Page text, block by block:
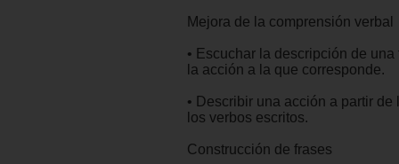
Mejora de la comprensión verbal
• Escuchar la descripción de una
la acción a la que corresponde.
• Describir una acción a partir de
los verbos escritos.
Construcción de frases